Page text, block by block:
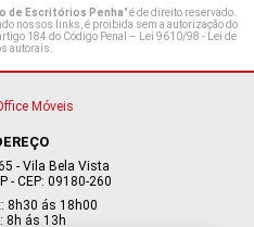
de Escritórios Penha" é de direito reservado.
nossos links, é proibida sem a autorização do
184 do Código Penal – Lei 9610/98 - Lei de
autorais.
- Vila Bela Vista
- CEP: 09180-260
8h30 ás 18h00
8h ás 13h